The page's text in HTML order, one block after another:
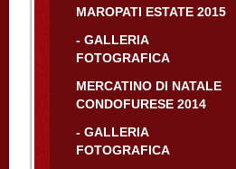
MAROPATI ESTATE 2015
- GALLERIA
FOTOGRAFICA
MERCATINO DI NATALE
CONDOFURESE 2014
- GALLERIA
FOTOGRAFICA